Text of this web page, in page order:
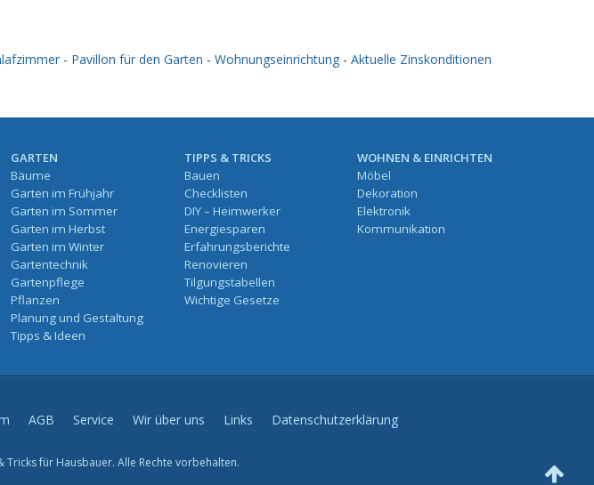
- Pavillon für den Garten - Wohnungseinrichtung - Aktuelle Zinskonditionen
GARTEN
Bäume
Garten im Frühjahr
Garten im Sommer
Garten im Herbst
Garten im Winter
Gartentechnik
Gartenpflege
Pflanzen
Planung und Gestaltung
Tipps & Ideen
TIPPS & TRICKS
Bauen
Checklisten
DIY – Heimwerker
Energiesparen
Erfahrungsberichte
Renovieren
Tilgungstabellen
Wichtige Gesetze
WOHNEN & EINRICHTEN
Möbel
Dekoration
Elektronik
Kommunikation
AGB Service Wir über uns Links Datenschutzerklärung
für Hausbauer. Alle Rechte vorbehalten.